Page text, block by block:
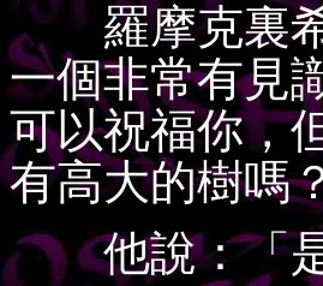
羅摩克裏希
一個非常有見
可以祝福你，
有高大的樹嗎
他說：「是